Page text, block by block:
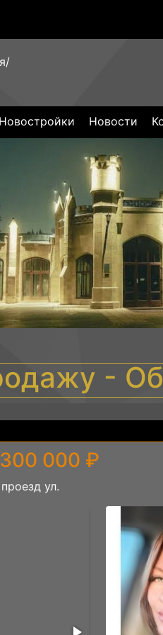
Новостройки Новости
-
000 ₽
ул.